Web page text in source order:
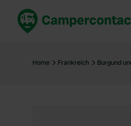
Deutschland
Home Frankreich Burgund